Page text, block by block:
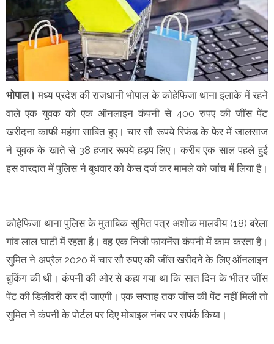
भोपाल। मध्य प्रदेश की राजधानी भोपाल के काेहेफिजा थाना इलाके में रहने
वाले एक युवक काे एक ऑनलाइन कंपनी से 400 रुपए की जींस पेंट
खरीदना काफी महंगा साबित हुए। चार सौ रूपये रिफंड के फेर में जालसाज
ने युवक के खाते से 38 हजार रूपये हड़प लिए। करीब एक साल पहले हुई
इस वारदात में पुलिस ने बुधवार काे केस दर्ज कर मामले काे जांच में लिया है।
कोहेफिजा थाना पुलिस के मुताबिक सुमित पत्र अशोक मालवीय (18) बरेला
गांव लाल घाटी में रहता है। वह एक निजी फायनेंस कंपनी में काम करता है।
सुमित ने अप्रैल 2020 में चार सौ रुपए की जींस खरीदने के लिए ऑनलाइन
बुकिंग की थी। कंपनी की ओर से कहा गया था कि सात दिन के भीतर जींस
पेंट की डिलीवरी कर दी जाएगी। एक सप्ताह तक जींस की पेंट नहीं मिली ताे
सुमित ने कंपनी के पोर्टल पर दिए मोबाइल नंबर पर सपंर्क किया।